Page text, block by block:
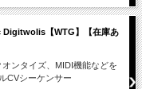
【WTG】【在庫あ
ンタイズ、MIDI機能などを
CVシーケンサー